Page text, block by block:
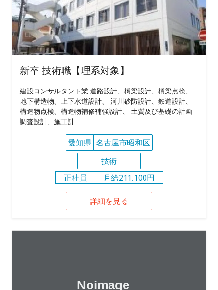
新卒 技術職【理系対象】
建設コンサルタント業 道路設計、橋梁設計、橋梁点検、
地下構造物、上下水道設計、 河川砂防設計、鉄道設計、
構造物点検、構造物補修補強設計、 土質及び基礎の計画
調査設計、施工計
愛知県 名古屋市昭和区
技術
正社員
月給211,100円
詳細を見る